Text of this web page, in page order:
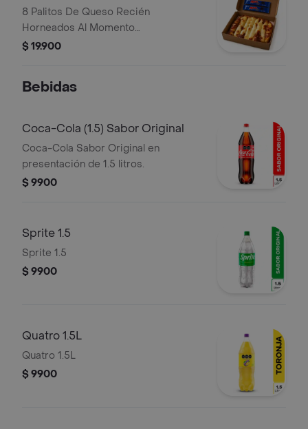
8 Palitos De Queso Recién
Horneados Al Momento
Acompañados Con 2 Sobres De
$ 19.900
Bebidas
Coca-Cola (1.5) Sabor Original
Coca-Cola Sabor Original en
presentación de 1.5 litros.
$ 9900
Sprite 1.5
Sprite 1.5
$ 9900
Quatro 1.5L
Quatro 1.5L
$ 9900